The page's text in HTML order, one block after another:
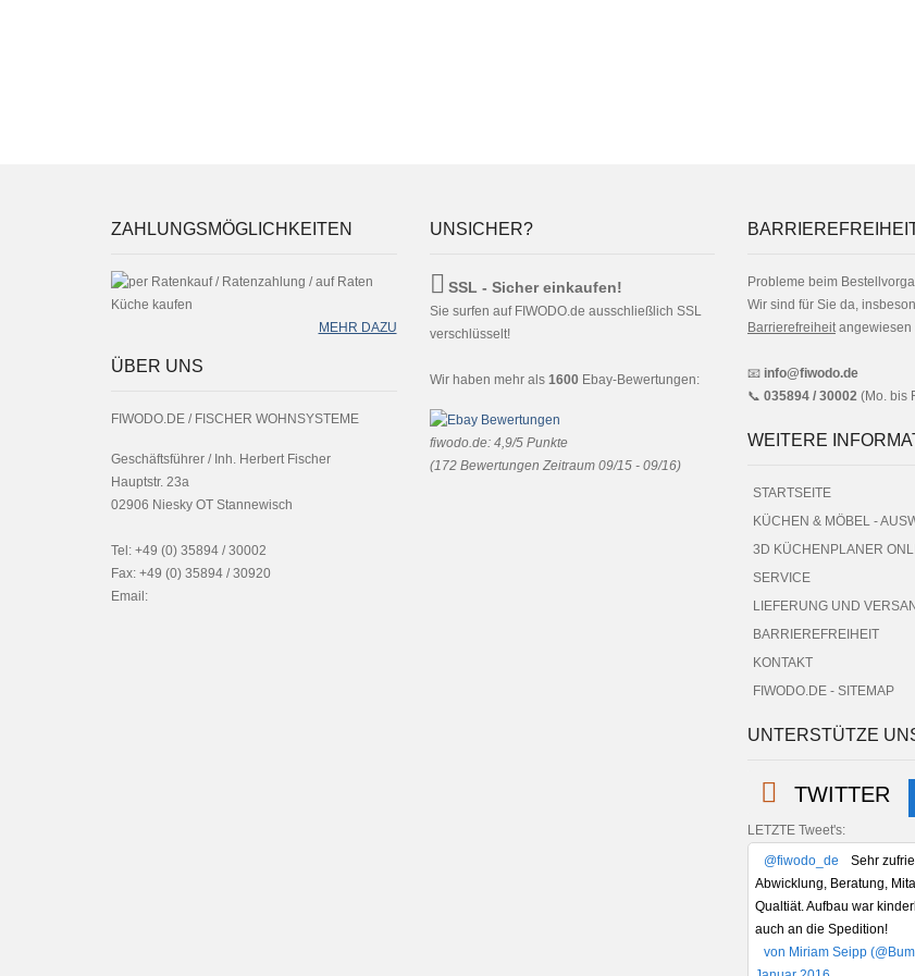
ZAHLUNGSMÖGLICHKEITEN
MEHR DAZU
ÜBER UNS
FIWODO.DE / FISCHER WOHNSYSTEME
Geschäftsführer / Inh. Herbert Fischer
Hauptstr. 23a
02906 Niesky OT Stannewisch
Tel: +49 (0) 35894 / 30002
Fax: +49 (0) 35894 / 30920
Email:
UNSICHER?
SSL - Sicher einkaufen!
Sie surfen auf FIWODO.de ausschließlich SSL
verschlüsselt!
Wir haben mehr als 1600Ebay-Bewertungen:
fiwodo.de: 4,9/5 Punkte
(172Bewertungen Zeitraum 09/15 - 09/16)
Probleme beim
Wir sind für Sie da,
Barrierefreiheitangewiesen
📧 info@fiwodo.de
📞 035894 / 30002 (Mo. bis
WEITERE
STARTSEITE
KÜCHEN & MÖBEL -
3D KÜCHENPLANER
SERVICE
LIEFERUNG UND
BARRIEREFREIHEIT
KONTAKT
FIWODO.DE - SITEMAP
UNTERSTÜTZE
TWITTER
LETZTE Tweet's:
@fiwodo_de
Sehr
Abwicklung, Beratung,
Qualtiät. Aufbau war
auch an die Spedition!
von Miriam Seipp